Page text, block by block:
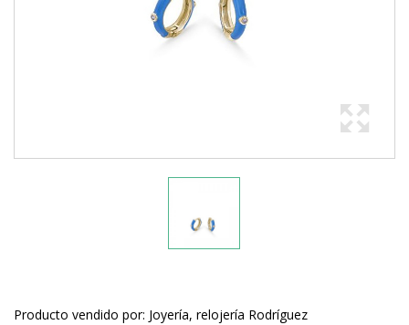
Producto vendido por: Joyería, relojería Rodríguez